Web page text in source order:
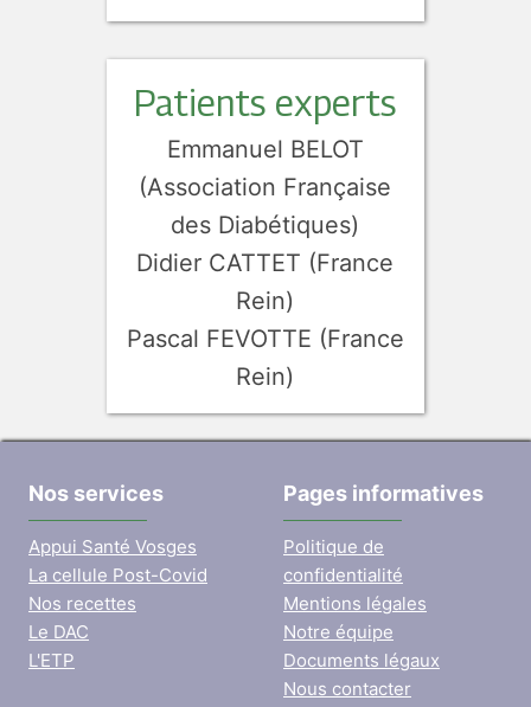
Patients experts
Emmanuel BELOT
(Association Française
des Diabétiques)
Didier CATTET (France
Rein)
Pascal FEVOTTE (France
Rein)
Nos services
Appui Santé Vosges
La cellule Post-Covid
Nos recettes
Le DAC
L'ETP
Pages informatives
Politique de
confidentialité
Mentions légales
Notre équipe
Documents légaux
Nous contacter